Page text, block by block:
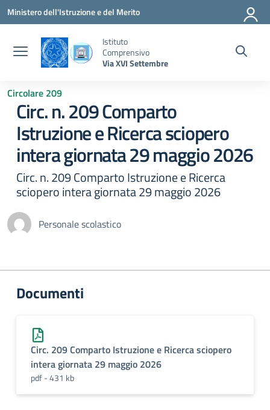
Vai ai contenuti
Vai al menu di navigazione
Vai al footer
Ministero dell'Istruzione e del Merito
Istituto
Comprensivo
Via XVI Settembre
Circolare 209
Circ. n. 209 Comparto
Istruzione e Ricerca sciopero
intera giornata 29 maggio 2026
Circ. n. 209 Comparto Istruzione e Ricerca
sciopero intera giornata 29 maggio 2026
Personale scolastico
Documenti
Circ. 209 Comparto Istruzione e Ricerca sciopero
intera giornata 29 maggio 2026
pdf - 431 kb